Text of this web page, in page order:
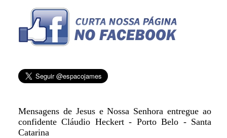
Mensagens de Jesus e Nossa Senhora entregue ao
confidente Cláudio Heckert - Porto Belo - Santa
Catarina